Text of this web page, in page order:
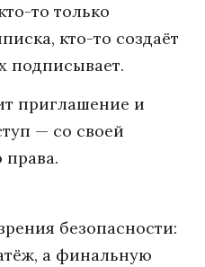
то только
кто-то создаёт
подписывает.
приглашение и
— со своей
безопасности:
а финальную